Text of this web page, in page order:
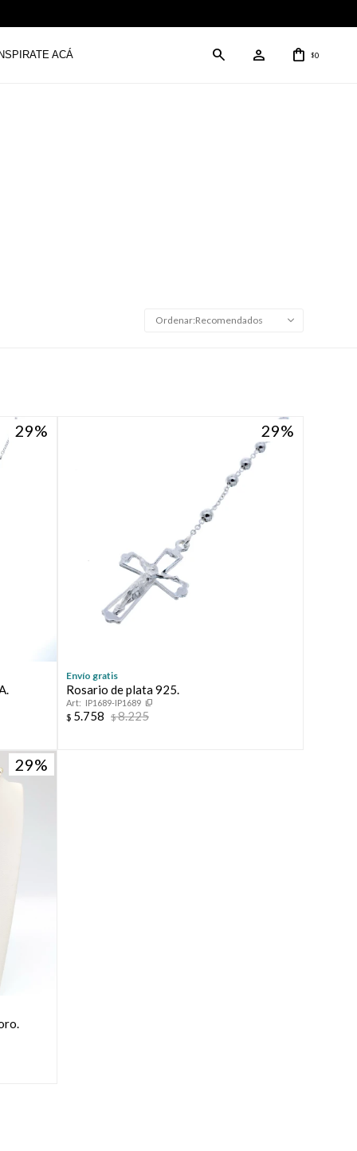
INSPIRATE ACÁ $0
Recomendados
29 29
Envío gratis
Rosario de plata 925.
IP1689-IP1689
$ 5.758 $8.225
29